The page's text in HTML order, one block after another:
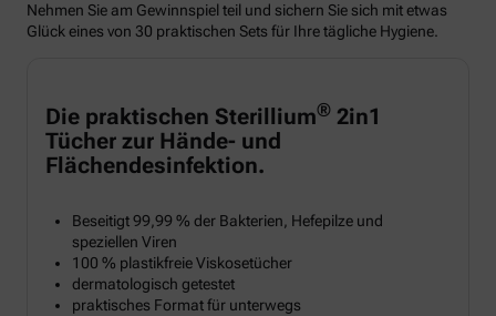
Nehmen Sie am Gewinnspiel teil und sichern Sie sich mit etwas
Glück eines von 30 praktischen Sets für Ihre tägliche Hygiene.
Die praktischen Sterillium® 2in1
Tücher zur Hände- und
Flächendesinfektion.
Beseitigt 99,99 % der Bakterien, Hefepilze und
speziellen Viren
100 % plastikfreie Viskosetücher
dermatologisch getestet
praktisches Format für unterwegs